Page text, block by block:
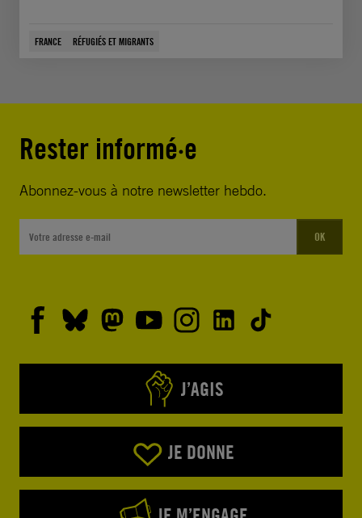
FRANCE RÉFUGIÉS ET MIGRANTS
Rester informé·e
Abonnez-vous à notre newsletter hebdo.
OK
J’AGIS
JE DONNE